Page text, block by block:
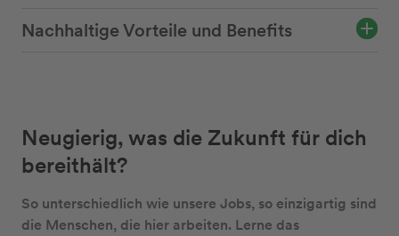
Nachhaltige Vorteile und Benefits
Neugierig, was die Zukunft für dich
bereithält?
So unterschiedlich wie unsere Jobs, so einzigartig sind
die Menschen, die hier arbeiten. Lerne das